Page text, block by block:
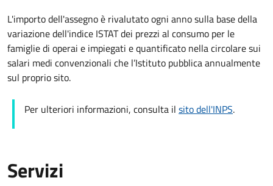
L'importo dell'assegno è rivalutato ogni anno sulla base della
variazione dell'indice ISTAT dei prezzi al consumo per le
famiglie di operai e impiegati e quantificato nella circolare sui
salari medi convenzionali che l’Istituto pubblica annualmente
sul proprio sito.
Per ulteriori informazioni, consulta il sito dell'INPS.
Servizi